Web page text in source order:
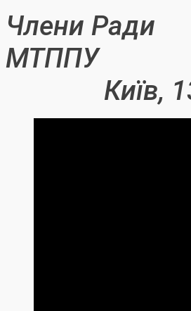
Члени Ради
Київ,